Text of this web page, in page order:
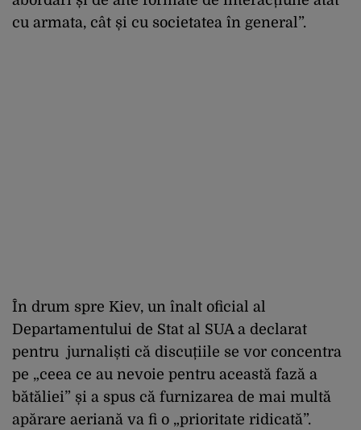
cu armata, cât și cu societatea în general”.
În drum spre Kiev, un înalt oficial al
Departamentului de Stat al SUA a declarat
pentru jurnaliști că discuțiile se vor concentra
pe „ceea ce au nevoie pentru această fază a
bătăliei” și a spus că furnizarea de mai multă
apărare aeriană va fi o „prioritate ridicată”.